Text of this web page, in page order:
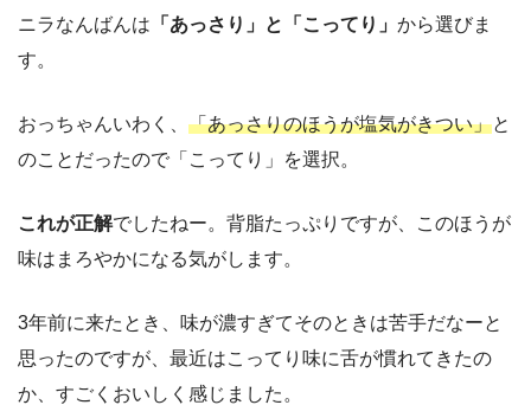
ニラなんばんは 「あっさり」と「こってり」 から選びま
す。
おっちゃんいわく、 「あっさりのほうが塩気がきつい」と
のことだったので「こってり」を選択。
これが正解でしたねー。背脂たっぷりですが、このほうが
味はまろやかになる気がします。
3年前に来たとき、味が濃すぎてそのときは苦手だなーと
思ったのですが、最近はこってり味に舌が慣れてきたの
か、すごくおいしく感じました。